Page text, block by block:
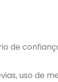
de
uso de